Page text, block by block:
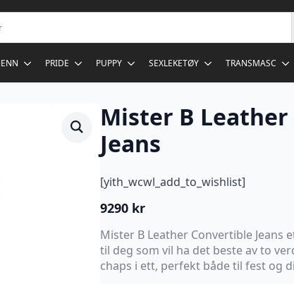
PRIDE PUPPY SEXLEKETØY TRANSMASC
Mister B
Jeans
[yith_wcwl_add_to_wishlist]
9290 kr
Mister B Leather Convertible
til deg som vil ha det beste av to
chaps i ett, perfekt både til fest og